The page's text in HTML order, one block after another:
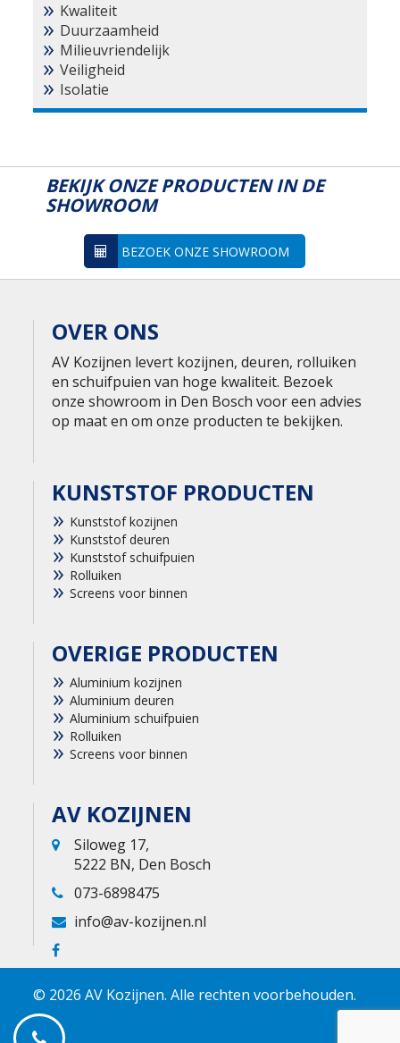
Kwaliteit
Duurzaamheid
Milieuvriendelijk
Veiligheid
Isolatie
BEKIJK ONZE PRODUCTEN IN DE
SHOWROOM
BEZOEK ONZE SHOWROOM
OVER ONS
AV Kozijnen levert kozijnen, deuren, rolluiken
en schuifpuien van hoge kwaliteit. Bezoek
onze showroom in Den Bosch voor een advies
op maat en om onze producten te bekijken.
KUNSTSTOF PRODUCTEN
Kunststof kozijnen
Kunststof deuren
Kunststof schuifpuien
Rolluiken
Screens voor binnen
OVERIGE PRODUCTEN
Aluminium kozijnen
Aluminium deuren
Aluminium schuifpuien
Rolluiken
Screens voor binnen
AV KOZIJNEN
Siloweg 17,
5222 BN, Den Bosch
073-6898475
info@av-kozijnen.nl
© 2026 AV Kozijnen. Alle rechten voorbehouden.